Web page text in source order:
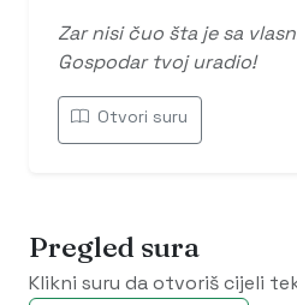
Zar nisi čuo šta je sa
Gospodar tvoj uradio!
Otvori suru
Pregled sura
Klikni suru da otvoriš cijeli